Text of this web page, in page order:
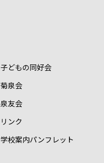
子どもの同好会
菊泉会
泉友会
リンク
学校案内パンフレット